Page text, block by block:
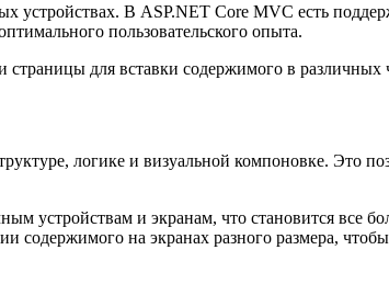
устройствах. В ASP.NET Core MVC есть
пользовательского опыта.
для вставки содержимого в различных
логике и визуальной компоновке. Это
устройствам и экранам, что становится все
содержимого на экранах разного размера,